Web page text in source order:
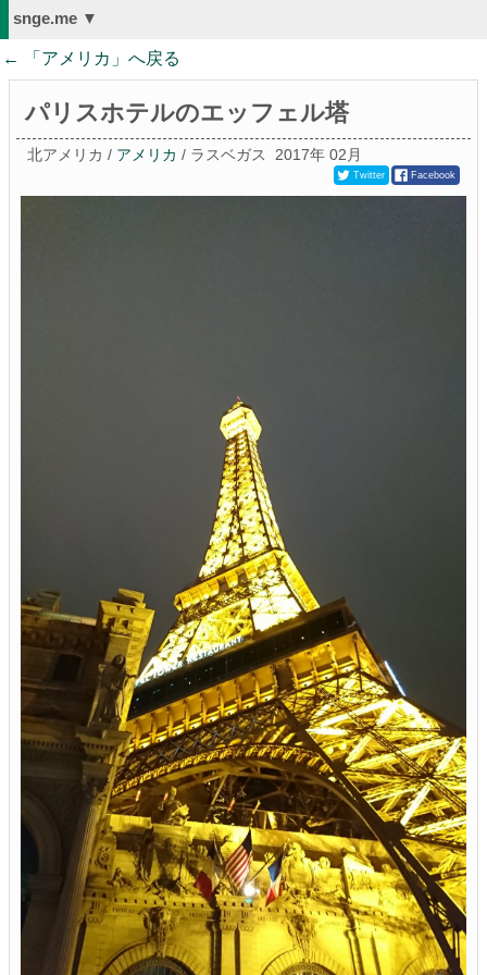
snge.me ▼
← 「 アメリカ 」へ戻る
パリスホテルのエッフェル塔
北アメリカ / アメリカ / ラスベガス 2017年 02月
Twitter Facebook